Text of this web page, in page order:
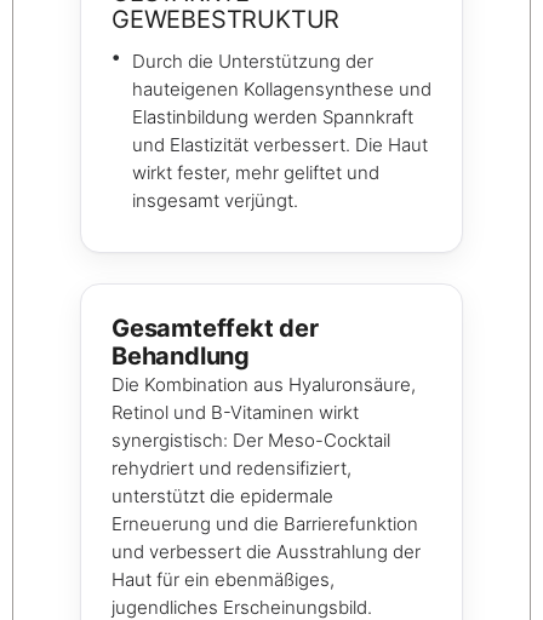
GEWEBESTRUKTUR
Durch die Unterstützung der
hauteigenen Kollagensynthese und
Elastinbildung werden Spannkraft
und Elastizität verbessert. Die Haut
wirkt fester, mehr geliftet und
insgesamt verjüngt.
Gesamteffekt der
Behandlung
Die Kombination aus Hyaluronsäure,
Retinol und B-Vitaminen wirkt
synergistisch: Der Meso-Cocktail
rehydriert und redensifiziert,
unterstützt die epidermale
Erneuerung und die Barrierefunktion
und verbessert die Ausstrahlung der
Haut für ein ebenmäßiges,
jugendliches Erscheinungsbild.